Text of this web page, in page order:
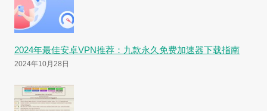
2024年最佳安卓VPN推荐：九款永久免费加速器下载指南
2024年10月28日